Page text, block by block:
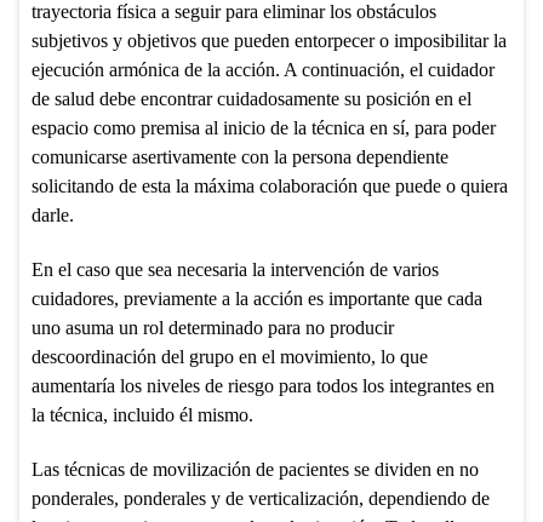
trayectoria física a seguir para eliminar los obstáculos
subjetivos y objetivos que pueden entorpecer o imposibilitar la
ejecución armónica de la acción. A continuación, el cuidador
de salud debe encontrar cuidadosamente su posición en el
espacio como premisa al inicio de la técnica en sí, para poder
comunicarse asertivamente con la persona dependiente
solicitando de esta la máxima colaboración que puede o quiera
darle.
En el caso que sea necesaria la intervención de varios
cuidadores, previamente a la acción es importante que cada
uno asuma un rol determinado para no producir
descoordinación del grupo en el movimiento, lo que
aumentaría los niveles de riesgo para todos los integrantes en
la técnica, incluido él mismo.
Las técnicas de movilización de pacientes se dividen en no
ponderales, ponderales y de verticalización, dependiendo de